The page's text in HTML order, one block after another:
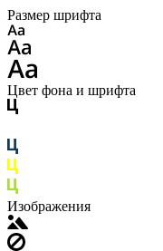
Размер шрифта
Цвет фона и шрифта
Изображения